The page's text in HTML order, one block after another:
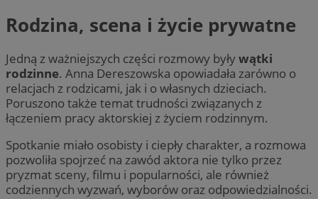
Rodzina, scena i życie prywatne
Jedną z ważniejszych części rozmowy byływątki
rodzinne. Anna Dereszowska opowiadała zarówno o
relacjach z rodzicami, jak i o własnych dzieciach.
Poruszono także temat trudności związanych z
łączeniem pracy aktorskiej z życiem rodzinnym.
Spotkanie miało osobisty i ciepły charakter, a rozmowa
pozwoliła spojrzeć na zawód aktora nie tylko przez
pryzmat sceny, filmu i popularności, ale również
codziennych wyzwań, wyborów oraz odpowiedzialności.